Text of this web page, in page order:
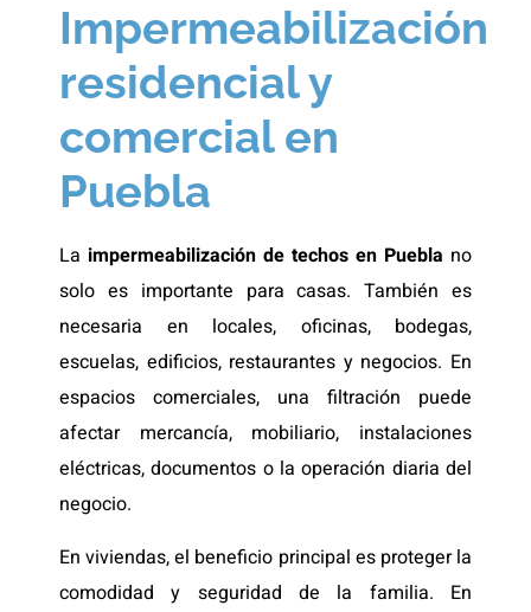
Impermeabilización
residencial y
comercial en
Puebla
La impermeabilización de techos en Puebla no
solo es importante para casas. También es
necesaria en locales, oficinas, bodegas,
escuelas, edificios, restaurantes y negocios. En
espacios comerciales, una filtración puede
afectar mercancía, mobiliario, instalaciones
eléctricas, documentos o la operación diaria del
negocio.
En viviendas, el beneficio principal es proteger la
comodidad y seguridad de la familia. En